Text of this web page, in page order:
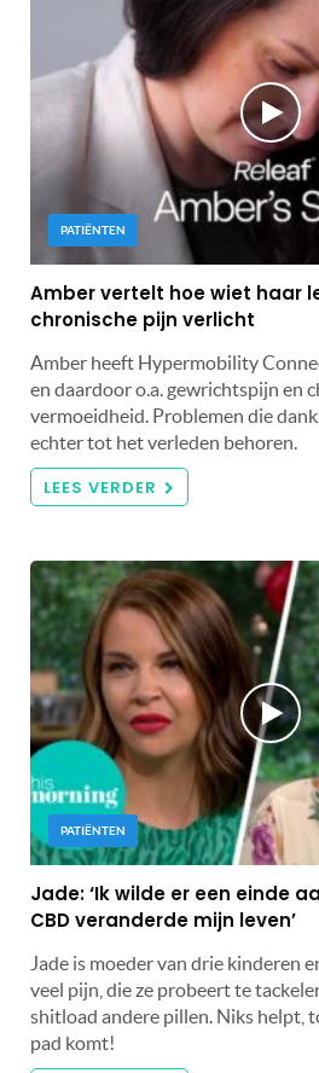
PATIËNTEN
Amber vertelt hoe wiet haar
chronische pijn verlicht
Amber heeft Hypermobility
en daardoor o.a. gewrichtspijn en
vermoeidheid. Problemen die
echter tot het verleden behoren.
LEES VERDER
PATIËNTEN
Jade: ‘Ik wilde er een einde
CBD veranderde mijn leven’
Jade is moeder van drie kinderen
veel pijn, die ze probeert te
shitload andere pillen. Niks helpt,
pad komt!